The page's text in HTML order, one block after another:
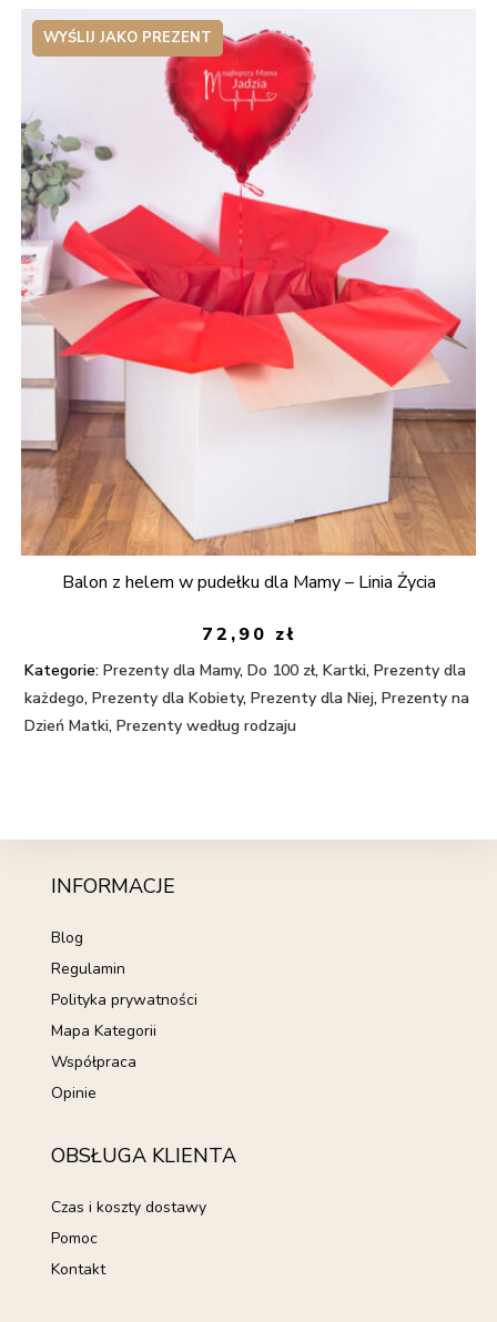
WYŚLIJ JAKO PREZENT
Balon z helem w pudełku dla Mamy – Linia Życia
72,90 zł
Kategorie: Prezenty dla Mamy,Do 100 zł,Kartki,Prezenty dla
każdego,Prezenty dla Kobiety,Prezenty dla Niej,Prezenty na
Dzień Matki,Prezenty według rodzaju
INFORMACJE
Blog
Regulamin
Polityka prywatności
Mapa Kategorii
Współpraca
Opinie
OBSŁUGA KLIENTA
Czas i koszty dostawy
Pomoc
Kontakt